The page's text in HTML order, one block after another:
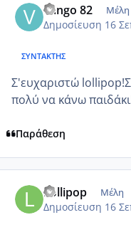
vango 82 Μέλη
Δημοσίευση 16
ΣΥΝΤΆΚΤΗΣ
Σ'ευχαριστώ
πολύ να κάνω
Παράθεση
Lollipop Μέλη
Δημοσίευση 16